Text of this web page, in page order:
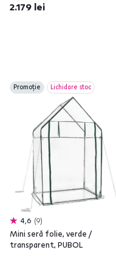
2.179 lei
Promoție Lichidare stoc
4,6 9
Mini seră folie, verde /
transparent, PUBOL